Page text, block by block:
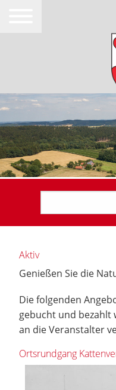
Aktiv
Genießen Sie die
Die folgenden
gebucht und bezahlt
an die Veranstalter
Ortsrundgang